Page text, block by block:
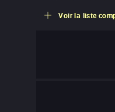
Voir la liste